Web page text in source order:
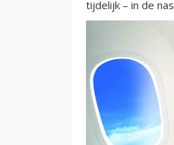
tijdelijk – in de